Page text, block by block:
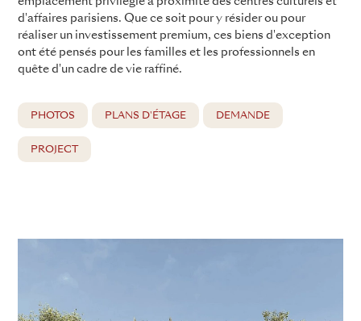
d'affaires parisiens. Que ce soit pour y résider ou pour
réaliser un investissement premium, ces biens d'exception
ont été pensés pour les familles et les professionnels en
quête d'un cadre de vie raffiné.
PHOTOS PLANS D'ÉTAGE DEMANDE
PROJECT